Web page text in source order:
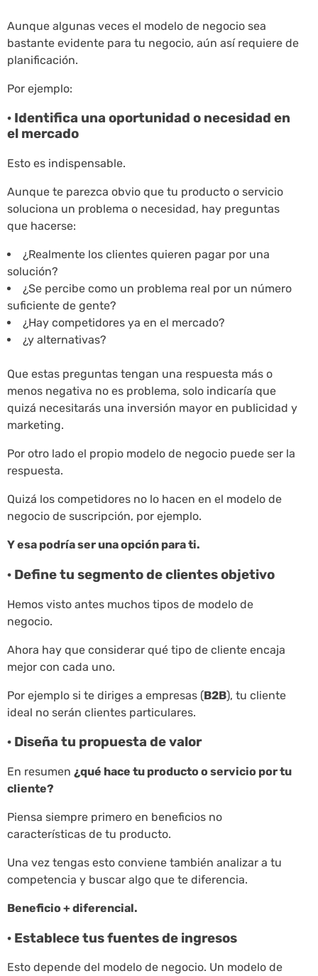
Aunque algunas veces el modelo de negocio sea
bastante evidente para tu negocio, aún así requiere de
planificación.
Por ejemplo:
· Identifica una oportunidad o necesidad en
el mercado
Esto es indispensable.
Aunque te parezca obvio que tu producto o servicio
soluciona un problema o necesidad, hay preguntas
que hacerse:
¿Realmente los clientes quieren pagar por una
solución?
¿Se percibe como un problema real por un número
suficiente de gente?
¿Hay competidores ya en el mercado?
¿y alternativas?
Que estas preguntas tengan una respuesta más o
menos negativa no es problema, solo indicaría que
quizá necesitarás una inversión mayor en publicidad y
marketing.
Por otro lado el propio modelo de negocio puede ser la
respuesta.
Quizá los competidores no lo hacen en el modelo de
negocio de suscripción, por ejemplo.
Y esa podría ser una opción para ti.
· Define tu segmento de clientes objetivo
Hemos visto antes muchos tipos de modelo de
negocio.
Ahora hay que considerar qué tipo de cliente encaja
mejor con cada uno.
Por ejemplo si te diriges a empresas (B2B), tu cliente
ideal no serán clientes particulares.
· Diseña tu propuesta de valor
En resumen ¿qué hace tu producto o servicio por tu
cliente?
Piensa siempre primero en beneficios no
características de tu producto.
Una vez tengas esto conviene también analizar a tu
competencia y buscar algo que te diferencia.
Beneficio + diferencial.
· Establece tus fuentes de ingresos
Esto depende del modelo de negocio. Un modelo de